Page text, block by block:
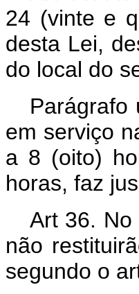
24 (vinte e
desta Lei,
do local do
Parágrafo
em serviço
a 8 (oito)
horas, faz
Art 36. No
não
segundo o